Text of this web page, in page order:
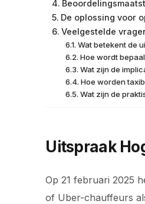
De oplossing voor
Veelgestelde
Wat betekent de
Hoe wordt
Wat zijn de
Hoe worden
Wat zijn de
Uitspraak
Op 21 februari 2025
of Uber-chauffeurs